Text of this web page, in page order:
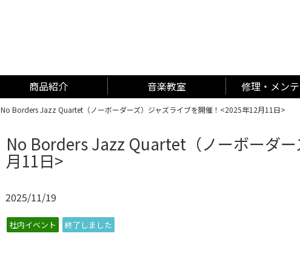
商品紹介 音楽教室 修理・メン
No Borders Jazz Quartet（ノーボーダーズ）ジャズライブを開催！<2025年12月11日>
No Borders Jazz Quartet（ノーボーダ
月11日>
2025/11/19
社内イベント 終了しました